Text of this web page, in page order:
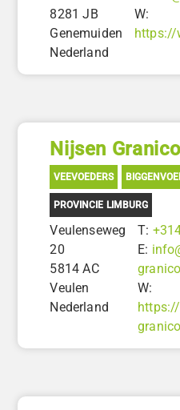
8281 JB
Genemuiden
Nederland
W:
https://
Nijsen
VEEVOEDERS
PROVINCIE LIMBURG
Veulenseweg
20
5814 AC
Veulen
Nederland
T:
E:
W: